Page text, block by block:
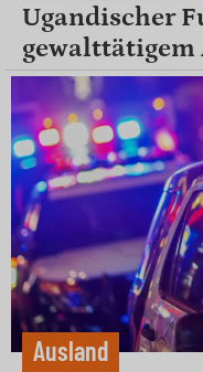
Ugandischer
Ausland